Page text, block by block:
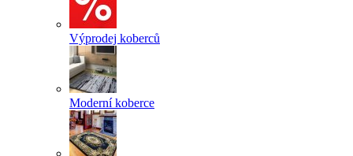
Výprodej koberců
Moderní koberce